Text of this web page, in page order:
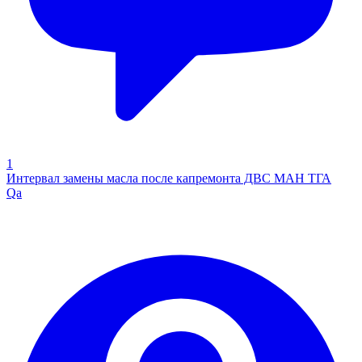
1
Интервал замены масла после капремонта ДВС МАН ТГА
Qa